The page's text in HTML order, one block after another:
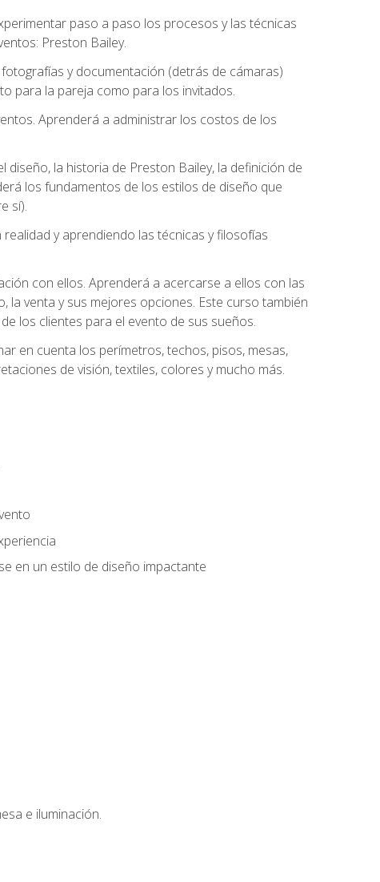
paso a paso los procesos y las técnicas
Preston Bailey.
y documentación (detrás de cámaras)
para la pareja como para los invitados.
Aprenderá a administrar los costos de los
la historia de Preston Bailey, la definición de
los fundamentos de los estilos de diseño que
sí).
y aprendiendo las técnicas y filosofías
con ellos. Aprenderá a acercarse a ellos con las
venta y sus mejores opciones. Este curso también
los clientes para el evento de sus sueños.
en cuenta los perímetros, techos, pisos, mesas,
de visión, textiles, colores y mucho más.
en un estilo de diseño impactante
e iluminación.